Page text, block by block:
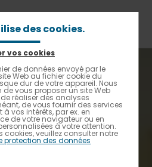
Pépinière du goût à Épinal :
dans les Vosges !
une
des cookies.
vos cookies
de données envoyé par le
Web au fichier cookie du
dur de votre appareil. Nous
vous proposer un site Web
réaliser des analyses
de vous fournir des services
vos intérêts, par ex. en
de votre navigateur ou en
à votre attention.
cookies, veuillez consulter notre
protection des données